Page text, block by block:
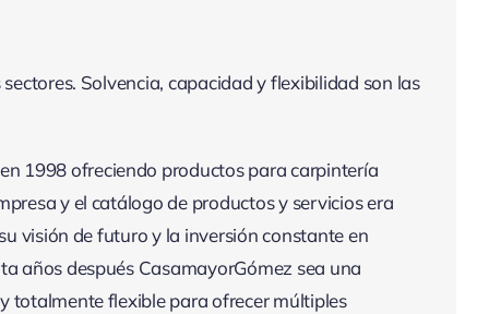
Solvencia, capacidad y flexibilidad son las
1998 ofreciendo productos para carpintería
y el catálogo de productos y servicios era
visión de futuro y la inversión constante en
años después CasamayorGómez sea una
totalmente flexible para ofrecer múltiples